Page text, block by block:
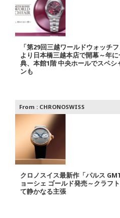
「第29回三越ワールドウォッチ
より日本橋三越本店で開幕～年
典、本館1階 中央ホールでスペシ
ンも
From : CHRONOSWISS
クロノスイス最新作「パルス
ョーシェ ゴールド発売～クラフ
て静かなる主張